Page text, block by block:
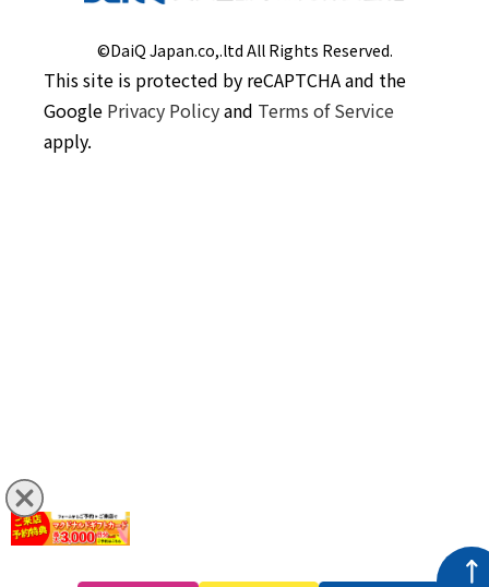
©DaiQ Japan.co,.ltd All Rights Reserved.
This site is protected by reCAPTCHA and the
Google Privacy Policyand Terms of Service
apply.